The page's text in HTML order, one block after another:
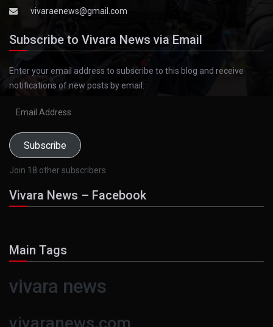
vivaraenews@gmail.com
Subscribe to Vivara News via Email
Enter your email address to subscribe to this blog and receive
notifications of new posts by email.
Subscribe
Join 18 other subscribers
Vivara News – Facebook
Main Tags
vivara news